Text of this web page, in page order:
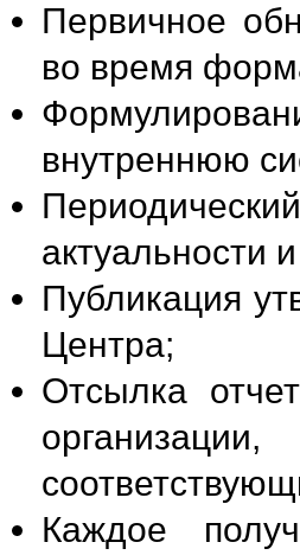
Первичное
во время
внутреннюю
актуальности
Публикация
Центра;
Отсылка
Каждое